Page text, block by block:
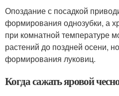
Опоздание с посадкой
формирования однозубки, а
при комнатной температуре
растений до поздней осени,
формирования луковиц.
Когда сажать яровой